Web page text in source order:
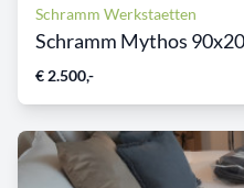
Schramm Werkstaetten
Schramm Mythos
€ 2.500,-